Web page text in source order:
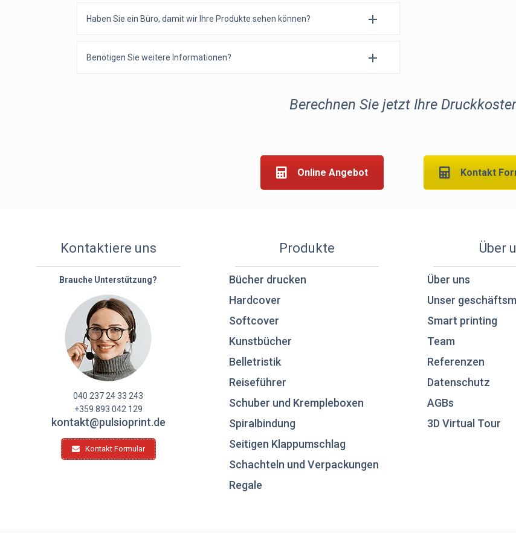
Haben Sie ein Büro, damit wir Ihre Produkte sehen können?
Benötigen Sie weitere Informationen?
Berechnen Sie jetzt Ihre
Online Angebot Kontakt
Kontaktiere uns
Brauche Unterstützung?
040 237 24 33 243
+359 893 042 129
kontakt@pulsioprint.de
Kontakt Formular
Produkte
Bücher drucken
Hardcover
Softcover
Kunstbücher
Belletristik
Reiseführer
Schuber und Krempleboxen
Spiralbindung
Seitigen Klappumschlag
Schachteln und Verpackungen
Regale
Über
Über uns
Unser
Smart printing
Team
Referenzen
Datenschutz
AGBs
3D Virtual Tour